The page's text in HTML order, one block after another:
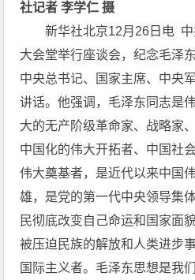
社记者 李学仁 摄
新华社北京12月26日电
大会堂举行座谈会，纪念毛泽
中央总书记、国家主席、中央
讲话。他强调，毛泽东同志是
大的无产阶级革命家、战略家
中国化的伟大开拓者、中国社
伟大奠基者，是近代以来中国
雄，是党的第一代中央领导集
民彻底改变自己命运和国家面
被压迫民族的解放和人类进步
国际主义者。毛泽东思想是我